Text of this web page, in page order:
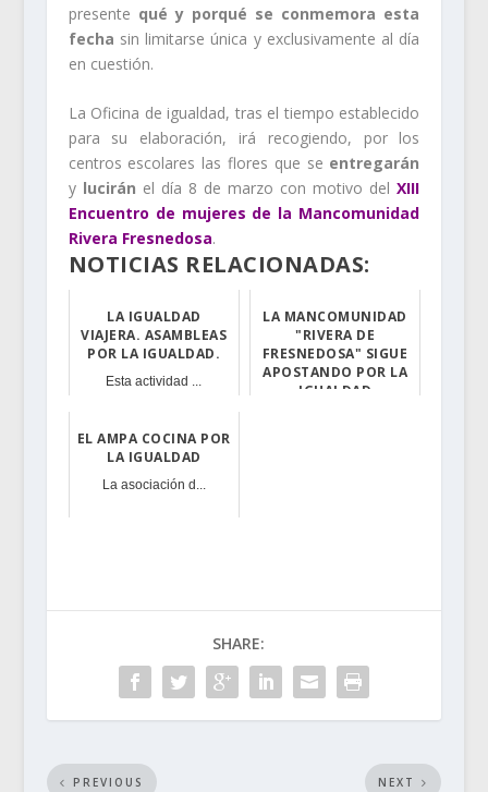
presente qué y porqué se conmemora esta
fecha sin limitarse única y exclusivamente al día
en cuestión.
La Oficina de igualdad, tras el tiempo establecido
para su elaboración, irá recogiendo, por los
centros escolares las flores que se entregarán
y lucirán el día 8 de marzo con motivo delXIII
Encuentro de mujeres de la Mancomunidad
Rivera Fresnedosa.
NOTICIAS RELACIONADAS:
LA IGUALDAD
VIAJERA. ASAMBLEAS
POR LA IGUALDAD.
Esta actividad ...
LA MANCOMUNIDAD
"RIVERA DE
FRESNEDOSA" SIGUE
APOSTANDO POR LA
IGUALDAD
EL AMPA COCINA POR
LA IGUALDAD
La asociación d...
SHARE:
PREVIOUS NEXT